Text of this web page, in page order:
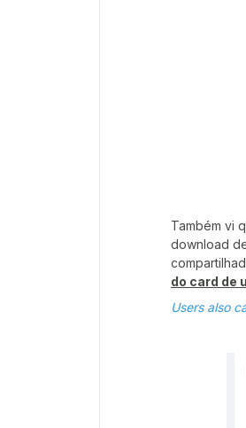
Também vi
download
do card de
Users also